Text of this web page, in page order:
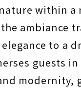
within a
ambiance
to a
guests
modernity,